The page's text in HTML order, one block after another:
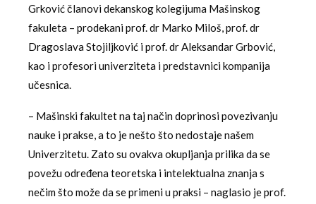
Grković članovi dekanskog kolegijuma Mašinskog
fakuleta – prodekani prof. dr Marko Miloš, prof. dr
Dragoslava Stojiljković i prof. dr Aleksandar Grbović,
kao i profesori univerziteta i predstavnici kompanija
učesnica.
– Mašinski fakultet na taj način doprinosi povezivanju
nauke i prakse, a to je nešto što nedostaje našem
Univerzitetu. Zato su ovakva okupljanja prilika da se
povežu određena teoretska i intelektualna znanja s
nečim što može da se primeni u praksi – naglasio je prof.